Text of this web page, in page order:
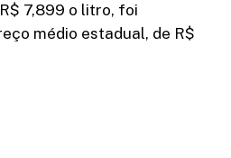
7,899 o litro, foi
médio estadual, de R$